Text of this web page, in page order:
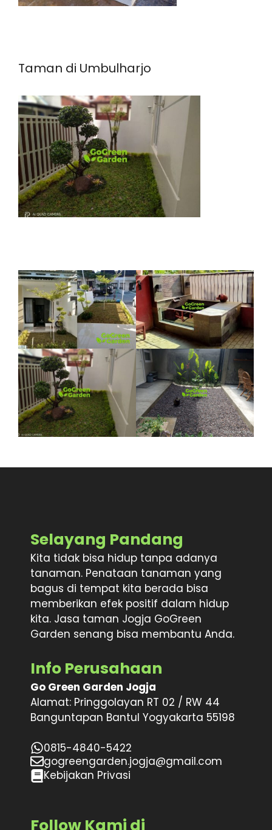
Taman di Umbulharjo
Selayang Pandang
Kita tidak bisa hidup tanpa adanya
tanaman. Penataan tanaman yang
bagus di tempat kita berada bisa
memberikan efek positif dalam hidup
kita. Jasa taman Jogja GoGreen
Garden senang bisa membantu Anda.
Info Perusahaan
Go Green Garden Jogja
Alamat: Pringgolayan RT 02 / RW 44
Banguntapan Bantul Yogyakarta 55198
0815-4840-5422
gogreengarden.jogja@gmail.com
Kebijakan Privasi
Follow Kami di